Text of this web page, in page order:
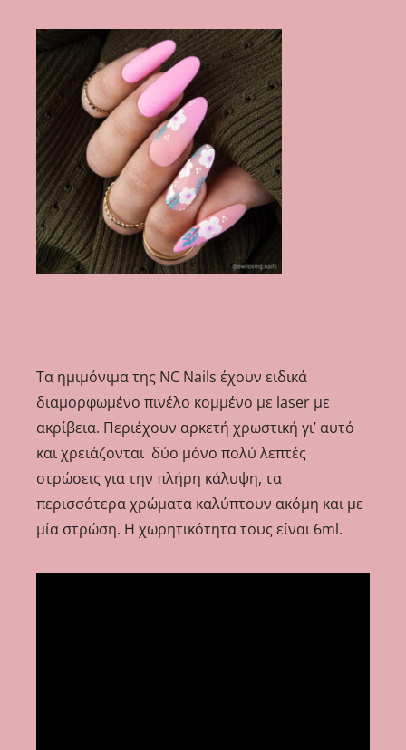
Τα ημιμόνιμα της NC Nails έχουν ειδικά
διαμορφωμένο πινέλο κομμένο με laser με
ακρίβεια. Περιέχουν αρκετή χρωστική γι’ αυτό
και χρειάζονται δύο μόνο πολύ λεπτές
στρώσεις για την πλήρη κάλυψη, τα
περισσότερα χρώματα καλύπτουν ακόμη και με
μία στρώση. Η χωρητικότητα τους είναι 6ml.